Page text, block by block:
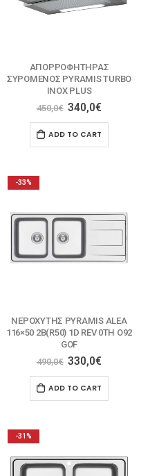
ΑΠΟΡΡΟΦΗΤΗΡΑΣ
ΣΥΡΟΜΕΝΟΣ PYRAMIS TURBO
INOX PLUS
450,0€ 340,0€
ADD TO CART
-33%
ΝΕΡΟΧΥΤΗΣ PYRAMIS ALEA
116×50 2B(R50) 1D REV 0TH O92
GOF
490,0€ 330,0€
ADD TO CART
-31%